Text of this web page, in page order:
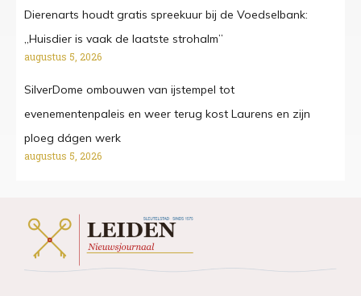
Dierenarts houdt gratis spreekuur bij de Voedselbank:
„Huisdier is vaak de laatste strohalm”
augustus 5, 2026
SilverDome ombouwen van ijstempel tot
evenementenpaleis en weer terug kost Laurens en zijn
ploeg dágen werk
augustus 5, 2026